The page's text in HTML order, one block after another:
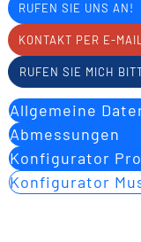
RUFEN SIE UNS AN!
KONTAKT PER E-
RUFEN SIE MICH
Allgemeine
Abmessungen
Konfigurator
Konfigurator